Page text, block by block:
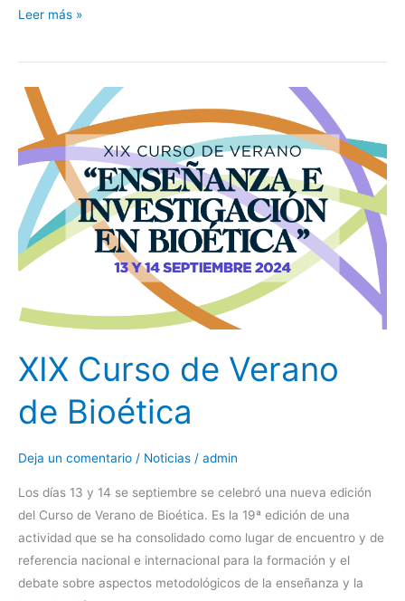
Leer más »
XIX Curso de Verano
de Bioética
Deja un comentario / Noticias / admin
Los días 13 y 14 se septiembre se celebró una nueva edición
del Curso de Verano de Bioética. Es la 19ª edición de una
actividad que se ha consolidado como lugar de encuentro y de
referencia nacional e internacional para la formación y el
debate sobre aspectos metodológicos de la enseñanza y la
XIX
Curso
de
Verano
Bioética